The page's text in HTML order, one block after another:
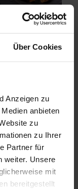
Über Cookies
Anzeigen zu
anbieten
zu
zu Ihrer
Partner für
weiter. Unsere
mit
bereitgestellt